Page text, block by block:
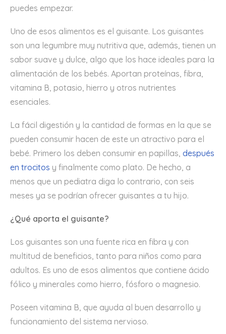
puedes empezar.
Uno de esos alimentos es el guisante. Los guisantes
son una legumbre muy nutritiva que, además, tienen un
sabor suave y dulce, algo que los hace ideales para la
alimentación de los bebés. Aportan proteínas, fibra,
vitamina B, potasio, hierro y otros nutrientes
esenciales.
La fácil digestión y la cantidad de formas en la que se
pueden consumir hacen de este un atractivo para el
bebé. Primero los deben consumir en papillas, después
en trocitos y finalmente como plato. De hecho, a
menos que un pediatra diga lo contrario, con seis
meses ya se podrían ofrecer guisantes a tu hijo.
¿Qué aporta el guisante?
Los guisantes son una fuente rica en fibra y con
multitud de beneficios, tanto para niños como para
adultos. Es uno de esos alimentos que contiene ácido
fólico y minerales como hierro, fósforo o magnesio.
Poseen vitamina B, que ayuda al buen desarrollo y
funcionamiento del sistema nervioso.